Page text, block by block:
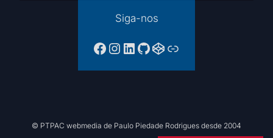
Siga-nos
Facebook da PTPAC
Instagram
LinkedIn
GitHub
CodePen
Ligação
© PTPAC webmedia de Paulo Piedade Rodrigues desde 2004